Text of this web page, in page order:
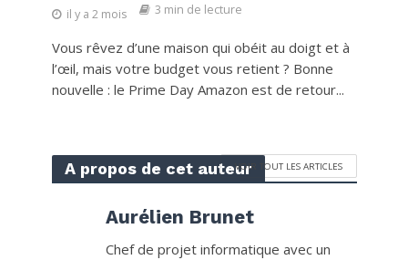
il y a 2 mois 3 min de lecture
Vous rêvez d’une maison qui obéit au doigt et à
l’œil, mais votre budget vous retient ? Bonne
nouvelle : le Prime Day Amazon est de retour...
A propos de cet auteurVOIR TOUT LES ARTICLES
Aurélien Brunet
Chef de projet informatique avec un